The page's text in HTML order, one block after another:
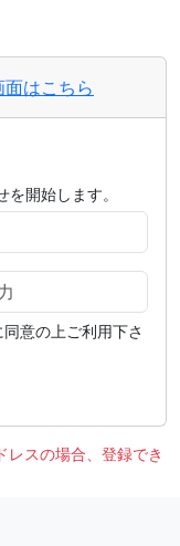
はこちら
開始します。
同意の上ご利用下さ
スの場合、登録でき